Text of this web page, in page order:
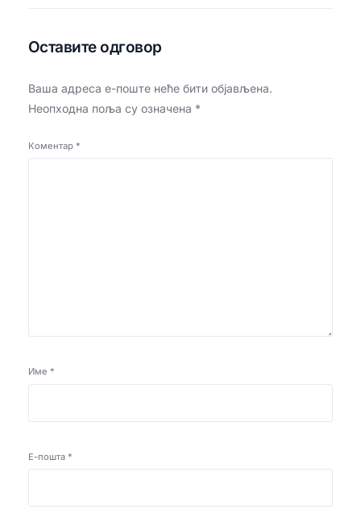
Оставите одговор
Ваша адреса е-поште неће бити објављена.
Неопходна поља су означена *
Коментар *
Име *
Е-пошта *